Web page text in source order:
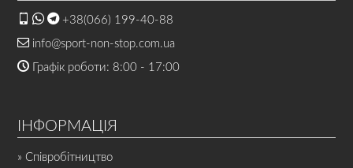
+38(066) 199-40-88
info@sport-non-stop.com.ua
Графік роботи: 8:00 - 17:00
ІНФОРМАЦІЯ
» Співробітництво